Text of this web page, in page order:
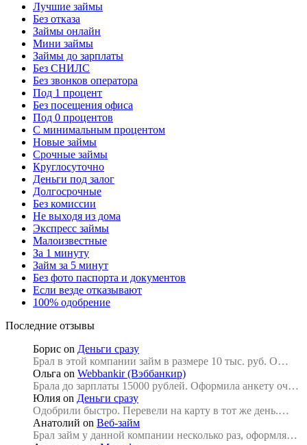
Лучшие займы
Без отказа
Займы онлайн
Мини займы
Займы до зарплаты
Без СНИЛС
Без звонков оператора
Под 1 процент
Без посещения офиса
Под 0 процентов
С минимальным процентом
Новые займы
Срочные займы
Круглосуточно
Деньги под залог
Долгосрочные
Без комиссии
Не выходя из дома
Экспресс займы
Малоизвестные
За 1 минуту
Займ за 5 минут
Без фото паспорта и документов
Если везде отказывают
100% одобрение
Последние отзывы
Борис on Деньги сразу
Брал в этой компании займ в размере 10 тыс. руб. О…
Ольга on Webbankir (Вэббанкир)
Брала до зарплаты 15000 рублей. Оформила анкету оч…
Юлия on Деньги сразу
Одобрили быстро. Перевели на карту в тот же день.…
Анатолий on Веб-займ
Брал займ у данной компании несколько раз, оформля…